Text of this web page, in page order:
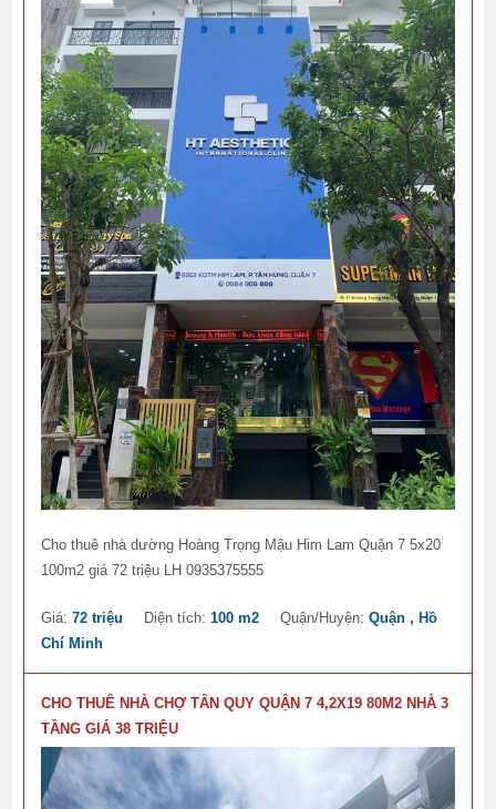
Cho thuê nhà dường Hoàng Trọng Mậu Him Lam Quận 7 5x20
100m2 giá 72 triệu LH 0935375555
Giá:72 triệu Diện tích:100 m2 Quận/Huyện:Quận , Hồ
Chí Minh
CHO THUÊ NHÀ CHỢ TÂN QUY QUẬN 7 4,2X19 80M2 NHÀ 3
TẦNG GIÁ 38 TRIỆU